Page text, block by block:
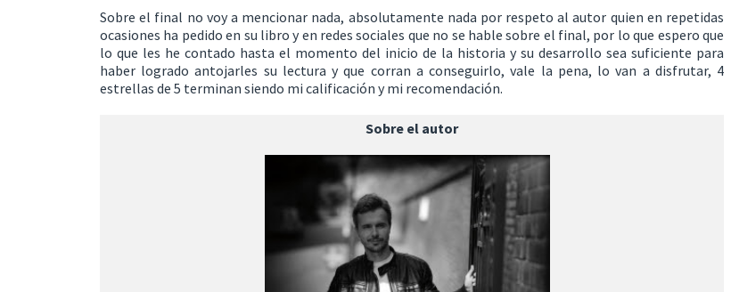
Sobre el final no voy a mencionar nada, absolutamente nada por respeto al autor quien en repetidas
ocasiones ha pedido en su libro y en redes sociales que no se hable sobre el final, por lo que espero que
lo que les he contado hasta el momento del inicio de la historia y su desarrollo sea suficiente para
haber logrado antojarles su lectura y que corran a conseguirlo, vale la pena, lo van a disfrutar, 4
estrellas de 5 terminan siendo mi calificación y mi recomendación.
Sobre el autor